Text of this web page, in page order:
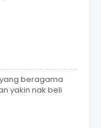
beragama
yakin nak beli